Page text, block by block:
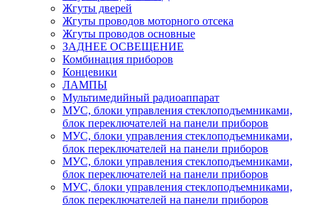
Жгуты дверей
Жгуты проводов моторного отсека
Жгуты проводов основные
ЗАДНЕЕ ОСВЕЩЕНИЕ
Комбинация приборов
Концевики
ЛАМПЫ
Мультимедийный радиоаппарат
МУС, блоки управления стеклоподъемниками,
блок переключателей на панели приборов
МУС, блоки управления стеклоподъемниками,
блок переключателей на панели приборов
МУС, блоки управления стеклоподъемниками,
блок переключателей на панели приборов
МУС, блоки управления стеклоподъемниками,
блок переключателей на панели приборов